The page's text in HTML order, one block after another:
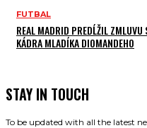
FUTBAL
REAL MADRID PREDĹŽIL
KÁDRA MLADÍKA DIOMANDEHO
STAY IN TOUCH
To be updated with all the latest